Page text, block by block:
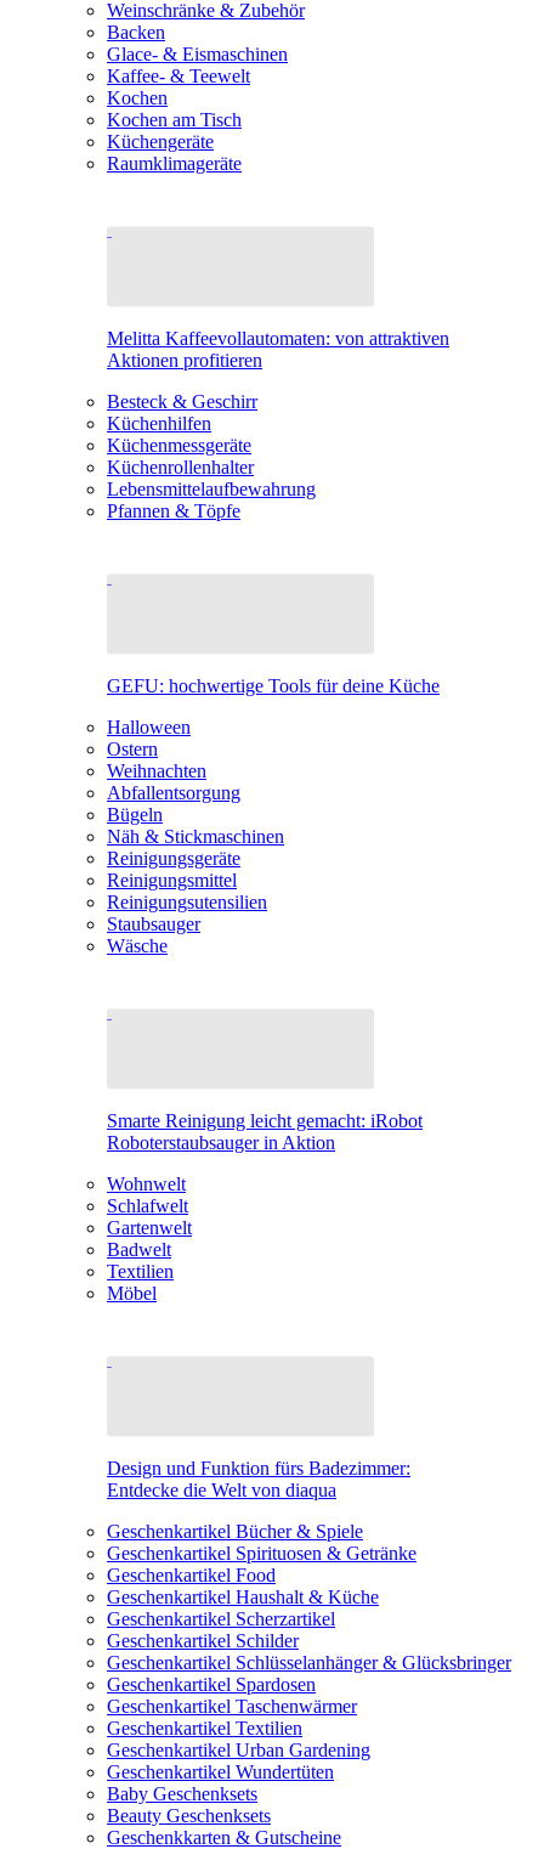
Weinschränke & Zubehör
Backen
Glace- & Eismaschinen
Kaffee- & Teewelt
Kochen
Kochen am Tisch
Küchengeräte
Raumklimageräte
Melitta Kaffeevollautomaten: von attraktiven
Aktionen profitieren
Besteck & Geschirr
Küchenhilfen
Küchenmessgeräte
Küchenrollenhalter
Lebensmittelaufbewahrung
Pfannen & Töpfe
GEFU: hochwertige Tools für deine Küche
Halloween
Ostern
Weihnachten
Abfallentsorgung
Bügeln
Näh & Stickmaschinen
Reinigungsgeräte
Reinigungsmittel
Reinigungsutensilien
Staubsauger
Wäsche
Smarte Reinigung leicht gemacht: iRobot
Roboterstaubsauger in Aktion
Wohnwelt
Schlafwelt
Gartenwelt
Badwelt
Textilien
Möbel
Design und Funktion fürs Badezimmer:
Entdecke die Welt von diaqua
Geschenkartikel Bücher & Spiele
Geschenkartikel Spirituosen & Getränke
Geschenkartikel Food
Geschenkartikel Haushalt & Küche
Geschenkartikel Scherzartikel
Geschenkartikel Schilder
Geschenkartikel Schlüsselanhänger & Glücksbringer
Geschenkartikel Spardosen
Geschenkartikel Taschenwärmer
Geschenkartikel Textilien
Geschenkartikel Urban Gardening
Geschenkartikel Wundertüten
Baby Geschenksets
Beauty Geschenksets
Geschenkkarten & Gutscheine